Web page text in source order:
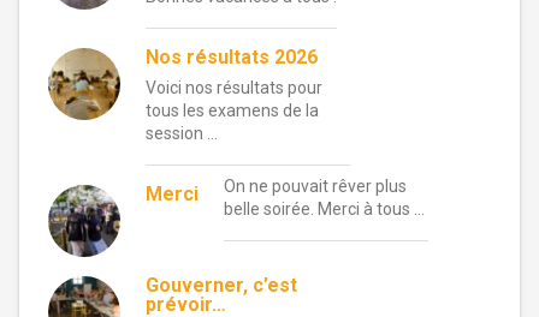
Nos résultats 2026
Voici nos résultats pour
tous les examens de la
session …
Merci
On ne pouvait rêver plus
belle soirée. Merci à tous …
Gouverner, c’est
prévoir…